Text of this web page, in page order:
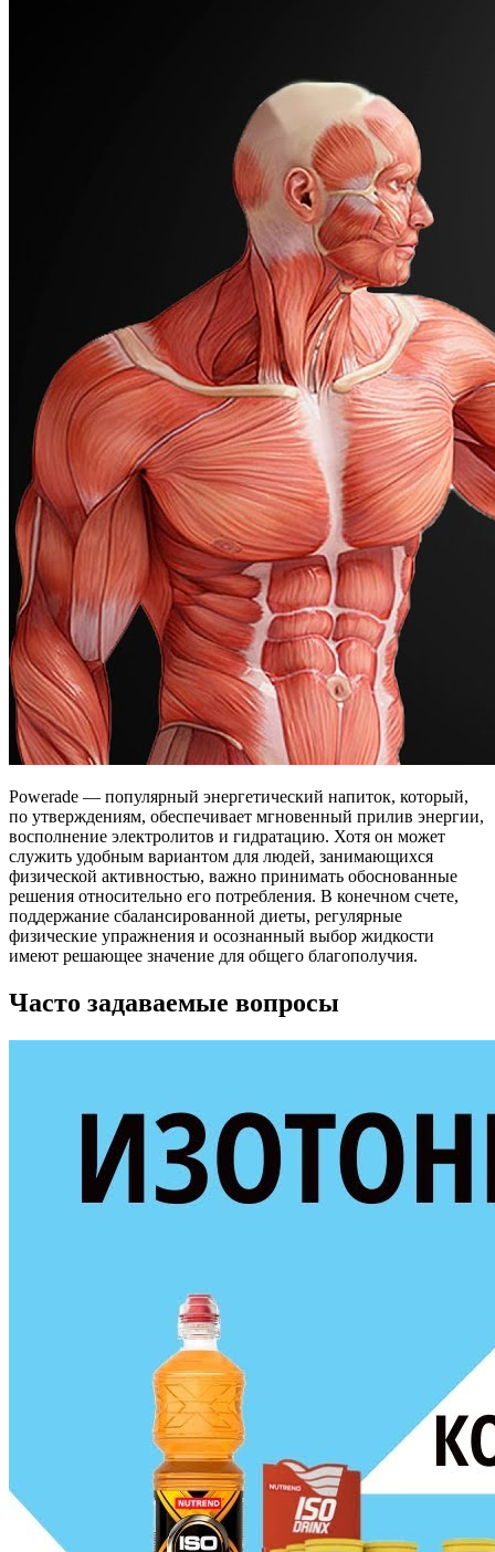
Powerade — популярный энергетический напиток, который,
по утверждениям, обеспечивает мгновенный прилив энергии,
восполнение электролитов и гидратацию. Хотя он может
служить удобным вариантом для людей, занимающихся
физической активностью, важно принимать обоснованные
решения относительно его потребления. В конечном счете,
поддержание сбалансированной диеты, регулярные
физические упражнения и осознанный выбор жидкости
имеют решающее значение для общего благополучия.
Часто задаваемые вопросы